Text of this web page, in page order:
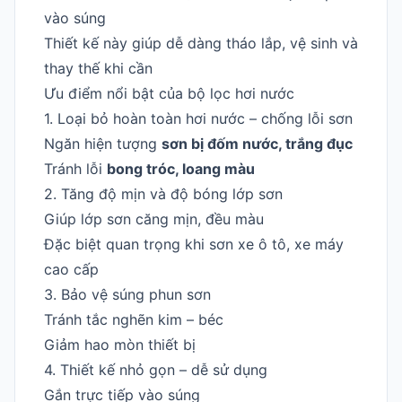
vào súng
Thiết kế này giúp dễ dàng tháo lắp, vệ sinh và
thay thế khi cần
Ưu điểm nổi bật của bộ lọc hơi nước
1. Loại bỏ hoàn toàn hơi nước – chống lỗi sơn
Ngăn hiện tượng sơn bị đốm nước, trắng đục
Tránh lỗi bong tróc, loang màu
2. Tăng độ mịn và độ bóng lớp sơn
Giúp lớp sơn căng mịn, đều màu
Đặc biệt quan trọng khi sơn xe ô tô, xe máy
cao cấp
3. Bảo vệ súng phun sơn
Tránh tắc nghẽn kim – béc
Giảm hao mòn thiết bị
4. Thiết kế nhỏ gọn – dễ sử dụng
Gắn trực tiếp vào súng